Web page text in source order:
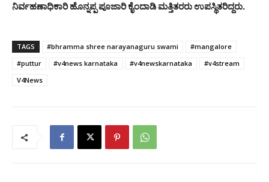
ನಿರ್ವಹಣಾಧಿಕಾರಿ ಹೊನ್ನಪ್ಪ ಪೂಜಾರಿ ಕೈಂದಾಡಿ ಮತ್ತಿತರರು ಉಪಸ್ಥಿತರಿದ್ದರು.
TAGS #bhramma shree narayanaguru swami
#mangalore
#puttur
#v4news karnataka #v4newskarnataka
#v4stream
V4News